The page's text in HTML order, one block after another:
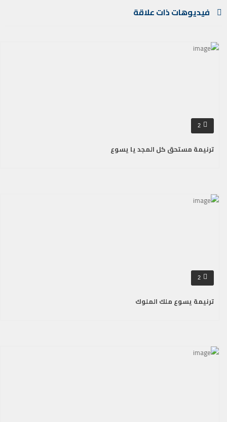
فيديوهات ذات علاقة
2
ترنيمة مستحق كل المجد يا يسوع
2
ترنيمة يسوع ملك الملوك